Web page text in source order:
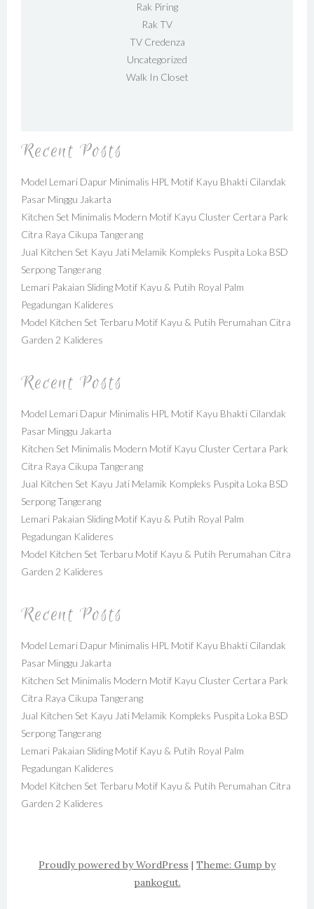
Rak Piring
Rak TV
TV Credenza
Uncategorized
Walk In Closet
Recent Posts
Model Lemari Dapur Minimalis HPL Motif Kayu Bhakti Cilandak
Pasar Minggu Jakarta
Kitchen Set Minimalis Modern Motif Kayu Cluster Certara Park
Citra Raya Cikupa Tangerang
Jual Kitchen Set Kayu Jati Melamik Kompleks Puspita Loka BSD
Serpong Tangerang
Lemari Pakaian Sliding Motif Kayu & Putih Royal Palm
Pegadungan Kalideres
Model Kitchen Set Terbaru Motif Kayu & Putih Perumahan Citra
Garden 2 Kalideres
Recent Posts
Model Lemari Dapur Minimalis HPL Motif Kayu Bhakti Cilandak
Pasar Minggu Jakarta
Kitchen Set Minimalis Modern Motif Kayu Cluster Certara Park
Citra Raya Cikupa Tangerang
Jual Kitchen Set Kayu Jati Melamik Kompleks Puspita Loka BSD
Serpong Tangerang
Lemari Pakaian Sliding Motif Kayu & Putih Royal Palm
Pegadungan Kalideres
Model Kitchen Set Terbaru Motif Kayu & Putih Perumahan Citra
Garden 2 Kalideres
Recent Posts
Model Lemari Dapur Minimalis HPL Motif Kayu Bhakti Cilandak
Pasar Minggu Jakarta
Kitchen Set Minimalis Modern Motif Kayu Cluster Certara Park
Citra Raya Cikupa Tangerang
Jual Kitchen Set Kayu Jati Melamik Kompleks Puspita Loka BSD
Serpong Tangerang
Lemari Pakaian Sliding Motif Kayu & Putih Royal Palm
Pegadungan Kalideres
Model Kitchen Set Terbaru Motif Kayu & Putih Perumahan Citra
Garden 2 Kalideres
Proudly powered by WordPress | Theme: Gump by
pankogut.